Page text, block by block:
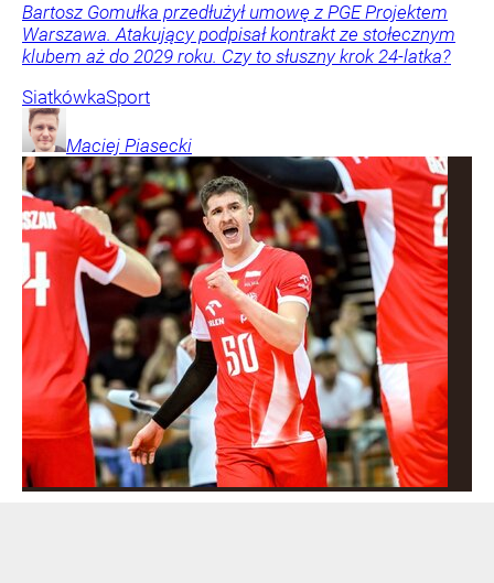
Bartosz Gomułka przedłużył umowę z PGE Projektem
Warszawa. Atakujący podpisał kontrakt ze stołecznym
klubem aż do 2029 roku. Czy to słuszny krok 24-latka?
SiatkówkaSport
Maciej Piasecki